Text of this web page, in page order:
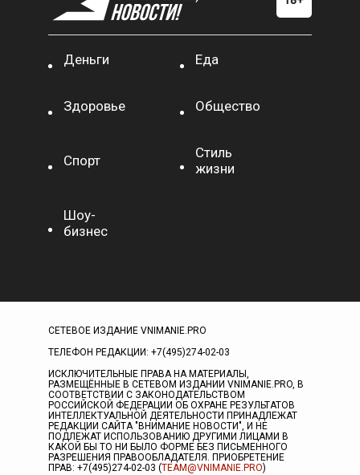
Деньги Еда
Здоровье Общество
Спорт
Стиль
жизни
Шоу-
бизнес
СЕТЕВОЕ ИЗДАНИЕ VNIMANIE.PRO
ТЕЛЕФОН РЕДАКЦИИ: +7(495)274-02-03
ИСКЛЮЧИТЕЛЬНЫЕ ПРАВА НА МАТЕРИАЛЫ,
РАЗМЕЩЁННЫЕ В СЕТЕВОМ ИЗДАНИИ VNIMANIE.PRO, В
СООТВЕТСТВИИ С ЗАКОНОДАТЕЛЬСТВОМ
РОССИЙСКОЙ ФЕДЕРАЦИИ ОБ ОХРАНЕ РЕЗУЛЬТАТОВ
ИНТЕЛЛЕКТУАЛЬНОЙ ДЕЯТЕЛЬНОСТИ ПРИНАДЛЕЖАТ
РЕДАКЦИИ САЙТА "ВНИМАНИЕ НОВОСТИ", И НЕ
ПОДЛЕЖАТ ИСПОЛЬЗОВАНИЮ ДРУГИМИ ЛИЦАМИ В
КАКОЙ БЫ ТО НИ БЫЛО ФОРМЕ БЕЗ ПИСЬМЕННОГО
РАЗРЕШЕНИЯ ПРАВООБЛАДАТЕЛЯ. ПРИОБРЕТЕНИЕ
ПРАВ: +7(495)274-02-03 (TEAM@VNIMANIE.PRO)